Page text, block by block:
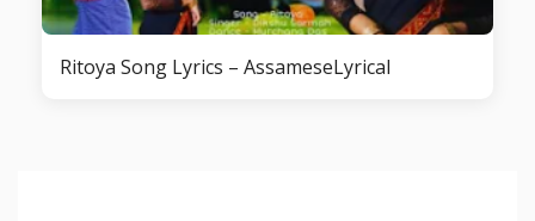
Ritoya Song Lyrics – AssameseLyrical